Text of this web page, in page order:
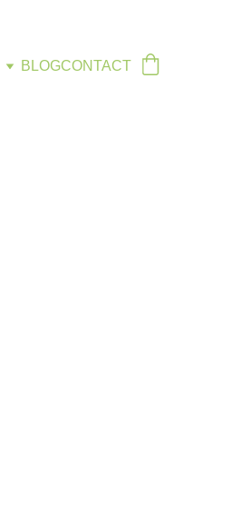
BLOGCONTACT